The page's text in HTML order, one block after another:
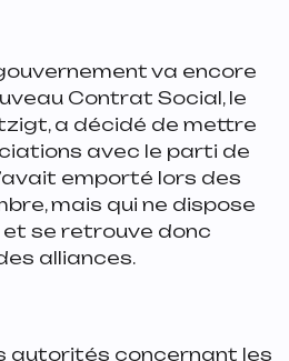
va encore
Contrat Social, le
a décidé de mettre
avec le parti de
emporté lors des
mais qui ne dispose
et se retrouve donc
alliances.
autorités concernant les